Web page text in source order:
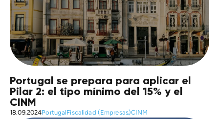
Portugal se prepara para aplicar el
Pilar 2: el tipo mínimo del 15% y el
CINM
18.09.2024PortugalFiscalidad (Empresas)CINM